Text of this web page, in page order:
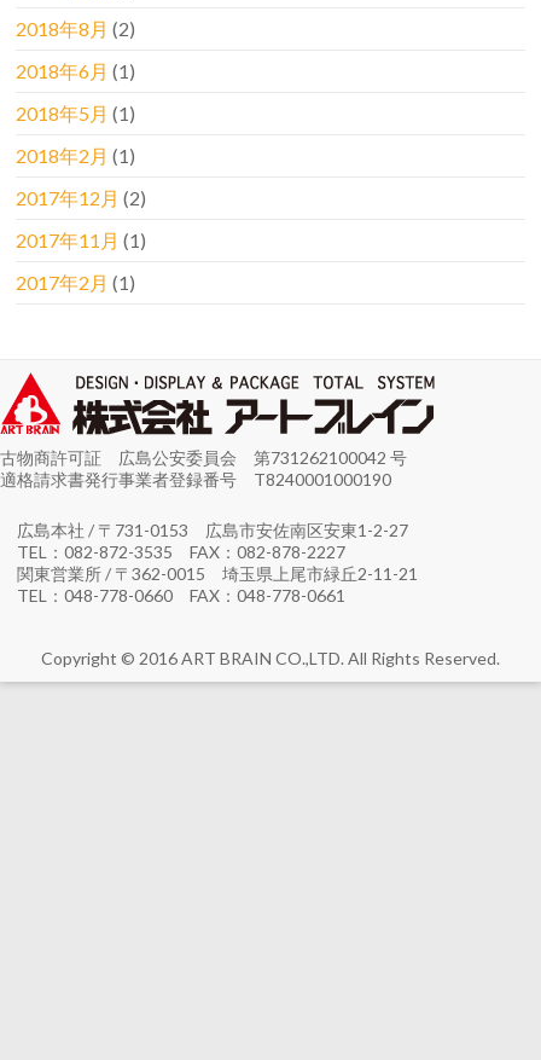
2018年8月 (2)
2018年6月 (1)
2018年5月 (1)
2018年2月 (1)
2017年12月 (2)
2017年11月 (1)
2017年2月 (1)
古物商許可証 広島公安委員会 第731262100042 号
適格請求書発行事業者登録番号 T8240001000190
広島本社 / 〒731-0153 広島市安佐南区安東1-2-27
TEL：082-872-3535 FAX：082-878-2227
関東営業所 / 〒362-0015 埼玉県上尾市緑丘2-11-21
TEL：048-778-0660 FAX：048-778-0661
Copyright © 2016 ART BRAIN CO.,LTD. All Rights Reserved.